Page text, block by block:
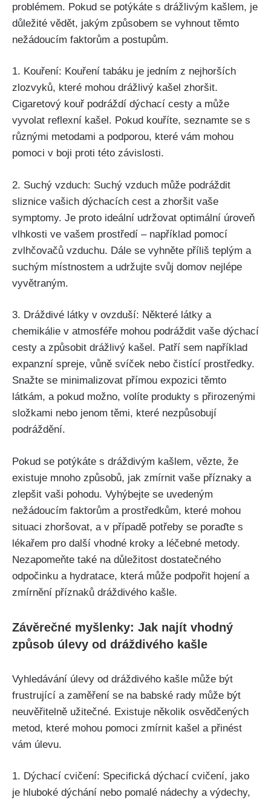
⁣problémem. Pokud se potýkáte s ⁢drážlivým kašlem, ​je
důležité vědět, jakým‍ způsobem se vyhnout těmto
nežádoucím‌ faktorům a postupům.
1.​ Kouření: Kouření tabáku je jedním z nejhorších
zlozvyků,⁣ které mohou drážlivý kašel zhoršit.
Cigaretový kouř podráždí dýchací ‌cesty a může
vyvolat⁤ reflexní kašel. Pokud kouříte, seznamte se‌ s
různými metodami a podporou, které⁣ vám‌ mohou
pomoci​ v boji proti této závislosti.
2. Suchý vzduch: ‍Suchý vzduch může podráždit
‍sliznice vašich⁣ dýchacích cest a zhoršit vaše
symptomy.‌ Je proto ideální ⁢udržovat optimální úroveň
vlhkosti ve vašem prostředí – například pomocí
zvlhčovačů vzduchu. ‌Dále se vyhněte příliš teplým a
suchým ⁤místnostem a udržujte‌ svůj ⁢domov nejlépe
vyvětraným.
3. Dráždivé látky v ovzduší: Některé látky a
chemikálie‍ v atmosféře mohou podráždit ⁢vaše dýchací
cesty a způsobit drážlivý kašel. Patří sem například
expanzní spreje,⁣ vůně svíček nebo čistící prostředky.
⁤Snažte⁢ se minimalizovat přímou expozici⁤ těmto⁣
látkám, a pokud možno, volíte produkty ⁤s přirozenými
složkami nebo​ jenom těmi, ⁤které nezpůsobují
podráždění.
Pokud se⁤ potýkáte s dráždivým kašlem,⁢ vězte,⁣ že
existuje mnoho způsobů, jak zmírnit vaše příznaky a
zlepšit vaši pohodu. Vyhýbejte se uvedeným
nežádoucím faktorům a prostředkům, ⁢které mohou
situaci zhoršovat, a v případě ⁣potřeby se poraďte s‌
lékařem pro další ‍vhodné kroky ​a léčebné metody. ​
Nezapomeňte⁢ také ‍na důležitost dostatečného
odpočinku a hydratace, která může podpořit hojení a
zmírnění příznaků dráždivého kašle.
Závěrečné myšlenky: Jak⁤ najít ​vhodný
způsob ‍úlevy od dráždivého kašle
Vyhledávání úlevy od dráždivého kašle může být
frustrující ⁣a zaměření ⁢se ⁣na babské⁣ rady ‌může být
neuvěřitelně užitečné. Existuje několik osvědčených
metod, které mohou pomoci zmírnit ⁢kašel a ​přinést⁢
vám úlevu.
1. Dýchací cvičení: Specifická dýchací cvičení, jako
je hluboké​ dýchání‍ nebo pomalé ⁢nádechy a výdechy,